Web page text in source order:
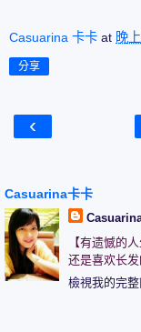
Casuarina 卡卡 at 晚
分享
‹
Casuarina卡卡
【有遗憾的
还是喜欢长
檢視我的完